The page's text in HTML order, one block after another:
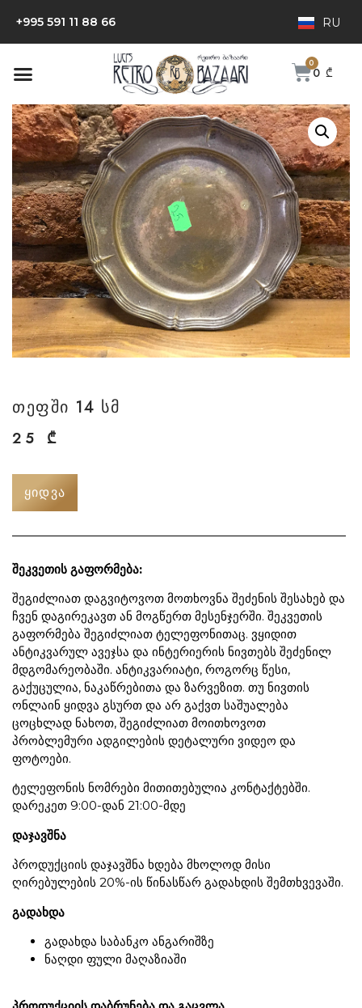
+995 591 11 88 66 RU
0 ₾
თეფში 14 სმ
25 ₾
ᲧᲘᲓᲕᲐ
შეკვეთის გაფორმება:
შეგიძლიათ დაგვიტოვოთ მოთხოვნა შეძენის შესახებ და
ჩვენ დაგირეკავთ ან მოგწერთ მესენჯერში. შეკვეთის
გაფორმება შეგიძლიათ ტელეფონითაც. ვყიდით
ანტიკვარულ ავეჯსა და ინტერიერის ნივთებს შეძენილ
მდგომარეობაში. ანტიკვარიატი, როგორც წესი,
გაქუცულია, ნაკაწრებითა და ზარვეზით. თუ ნივთის
ონლაინ ყიდვა გსურთ და არ გაქვთ საშუალება
ცოცხლად ნახოთ, შეგიძლიათ მოითხოვოთ
პრობლემური ადგილების დეტალური ვიდეო და
ფოტოები.
ტელეფონის ნომრები მითითებულია კონტაქტებში.
დარეკეთ 9:00-დან 21:00-მდე
დაჯავშნა
პროდუქციის დაჯავშნა ხდება მხოლოდ მისი
ღირებულების 20%-ის წინასწარ გადახდის შემთხვევაში.
გადახდა
გადახდა საბანკო ანგარიშზე
ნაღდი ფული მაღაზიაში